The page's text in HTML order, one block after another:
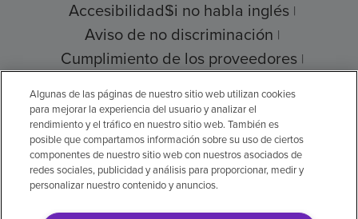
AccesibilidadSi no habla inglés
Aviso de no discriminación
Cumplimiento de los proveedores
© 2026 Encompass Health Corporation
Preferencias de cookies
Algunas de las páginas de nuestro sitio web utilizan cookies
para mejorar la experiencia del usuario y analizar el
rendimiento y el tráfico en nuestro sitio web. También es
posible que compartamos información sobre su uso de ciertos
componentes de nuestro sitio web con nuestros asociados de
redes sociales, publicidad y análisis para proporcionar, medir y
personalizar nuestro contenido y anuncios.